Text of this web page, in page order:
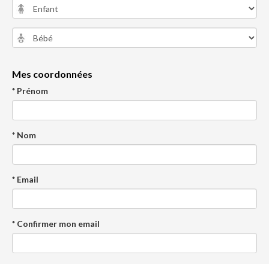
Mes coordonnées
* Prénom
* Nom
* Email
* Confirmer mon email